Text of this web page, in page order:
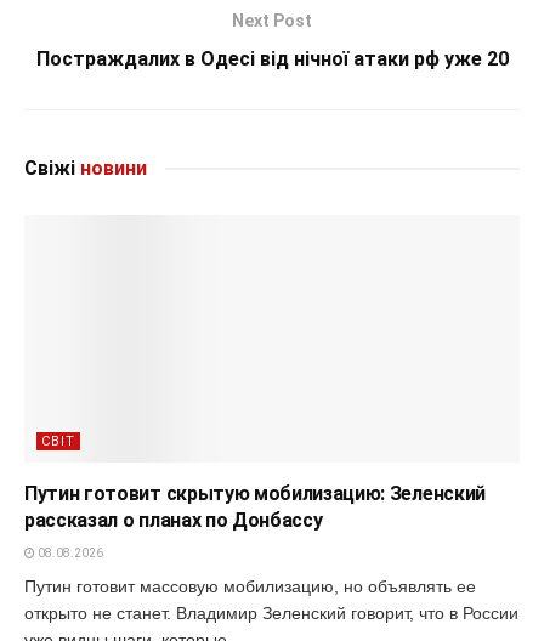
Next Post
Постраждалих в Одесі від нічної атаки рф уже 20
Свіжі новини
СВІТ
Путин готовит скрытую мобилизацию: Зеленский
рассказал о планах по Донбассу
08.08.2026
Путин готовит массовую мобилизацию, но объявлять ее
открыто не станет. Владимир Зеленский говорит, что в России